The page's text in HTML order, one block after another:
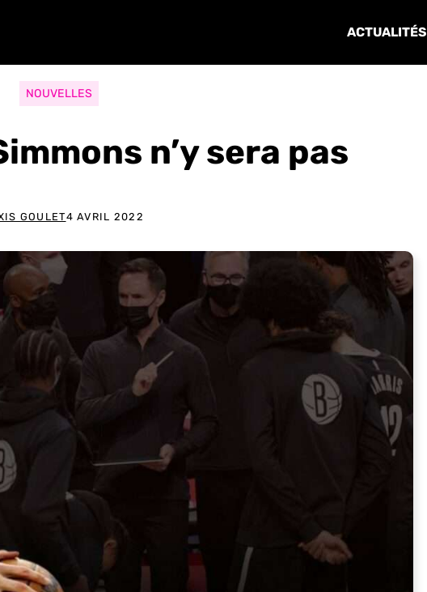
ACTUALITÉS
NOUVELLES
n’y sera pas
GOULET4 AVRIL 2022